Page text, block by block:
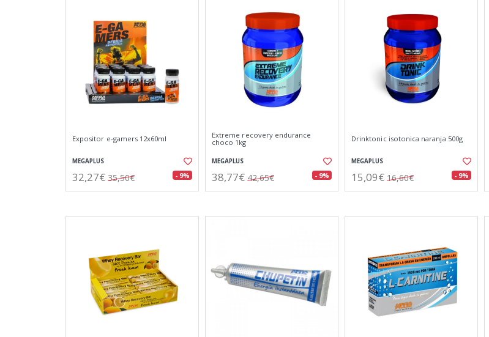
Expositor e-gamers 12x60ml
MEGAPLUS
32,27€ 35,50€ - 9%
Extreme recovery endurance
choco 1kg
MEGAPLUS
38,77€ 42,65€ - 9%
Drinktonic isotonica naranja 500g
MEGAPLUS
15,09€ 16,60€ - 9%